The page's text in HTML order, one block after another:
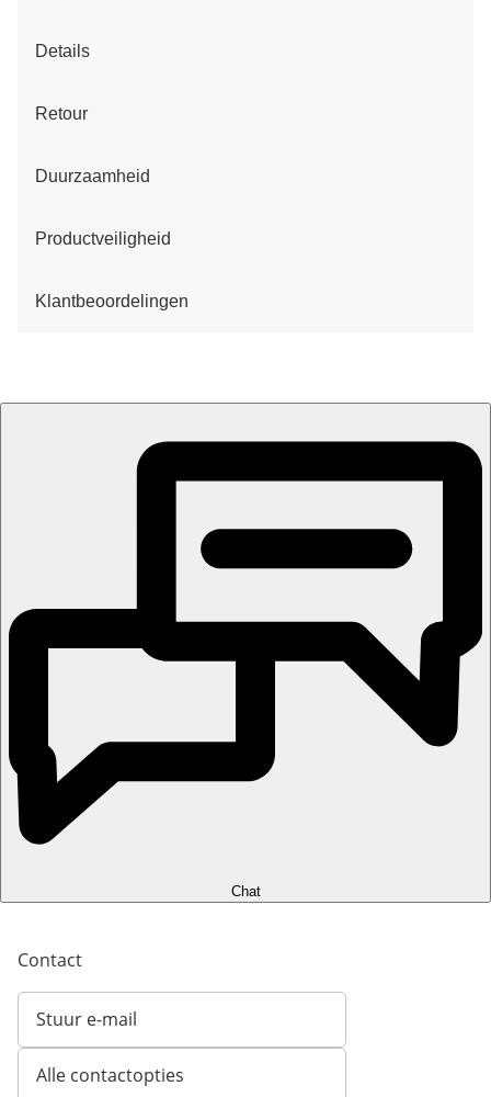
Details
Retour
Duurzaamheid
Productveiligheid
Klantbeoordelingen
Chat
Contact
Stuur e-mail
Opent e-mailclient
Alle contactopties